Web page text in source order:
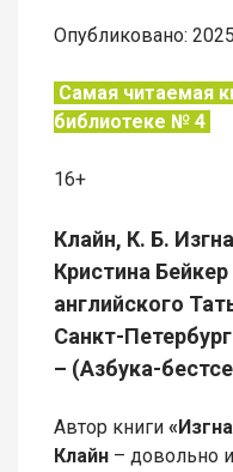
Опубликовано:
Самая читаемая
библиотеке № 4
16+
Клайн, К. Б.
Кристина
английского
Санкт-
– (Азбука-
Автор книги
Клайн – довольно